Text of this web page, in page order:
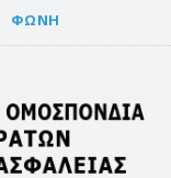
ΦΩΝΗ